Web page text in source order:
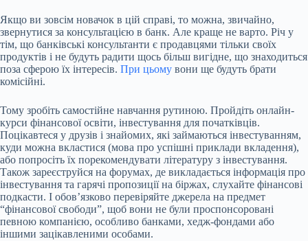
Якщо ви зовсім новачок в цій справі, то можна, звичайно,
звернутися за консультацією в банк. Але краще не варто. Річ у
тім, що банківські консультанти є продавцями тільки своїх
продуктів і не будуть радити щось більш вигідне, що знаходиться
поза сферою їх інтересів. При цьому вони ще будуть брати
комісійні.
Тому зробіть самостійне навчання рутиною. Пройдіть онлайн-
курси фінансової освіти, інвестування для початківців.
Поцікавтеся у друзів і знайомих, які займаються інвестуванням,
куди можна вкластися (мова про успішні приклади вкладення),
або попросіть їх порекомендувати літературу з інвестування.
Також зареєструйся на форумах, де викладається інформація про
інвестування та гарячі пропозиції на біржах, слухайте фінансові
подкасти. І обов’язково перевіряйте джерела на предмет
“фінансової свободи”, щоб вони не були проспонсоровані
певною компанією, особливо банками, хедж-фондами або
іншими зацікавленими особами.